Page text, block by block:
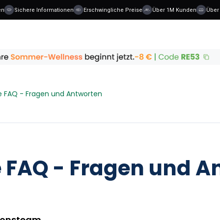
Sichere Informationen Erschwingliche Preise Über 1M Kunden Über 40
FAQ - Fragen und Antworten
- Fragen und